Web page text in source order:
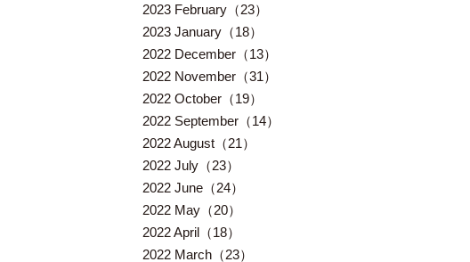
2023 February（23）
2023 January（18）
2022 December（13）
2022 November（31）
2022 October（19）
2022 September（14）
2022 August（21）
2022 July（23）
2022 June（24）
2022 May（20）
2022 April（18）
2022 March（23）